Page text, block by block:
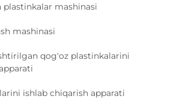
plastinkalar mashinasi
mashinasi
qog'oz plastinkalarini
ishlab chiqarish apparati